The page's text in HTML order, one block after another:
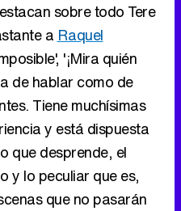
sobre todo Tere
a Raquel
'¡Mira quién
de hablar como de
Tiene muchísimas
y está dispuesta
que desprende, el
y lo peculiar que es,
que no pasarán